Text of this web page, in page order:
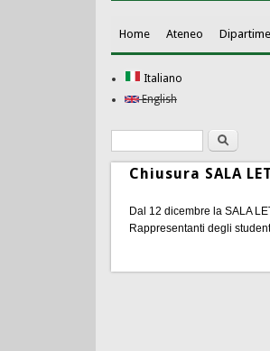
Home Ateneo
Italiano
English
Form di ricerca
Ricerca
Chiusura SALA
Dal 12 dicembre la SALA
Rappresentanti degli